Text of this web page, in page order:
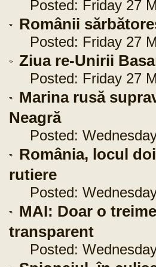
Posted: Friday 27
Românii
Posted: Friday 27
Ziua re-Unirii
Posted: Friday 27
Marina rusă
Neagră
Posted: Wednesday
România, locul
rutiere
Posted: Wednesday
MAI: Doar o
transparent
Posted: Wednesday